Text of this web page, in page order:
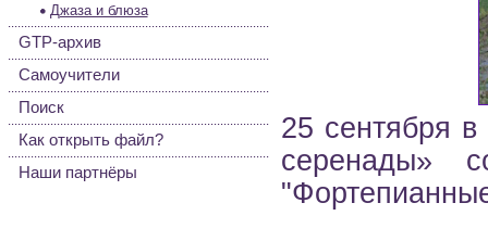
25 сентября в
серенады»
Джаза и блюза
GTP-архив
Самоучители
Поиск
Как открыть файл?
Наши партнёры